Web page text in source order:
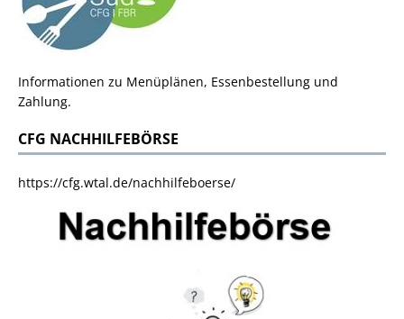
Informationen zu Menüplänen, Essenbestellung und
Zahlung.
CFG NACHHILFEBÖRSE
https://cfg.wtal.de/nachhilfeboerse/